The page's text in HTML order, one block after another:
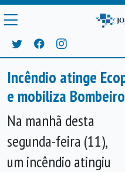
Incêndio atinge
e mobiliza
Na manhã desta
segunda-feira (11),
um incêndio atingiu